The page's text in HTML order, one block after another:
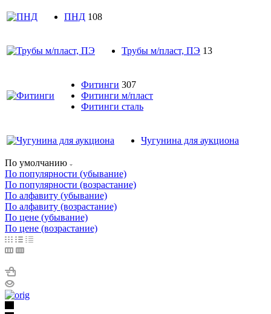
ПНД 108
Трубы м/пласт, ПЭ 13
Фитинги 307
Фитинги м/пласт
Фитинги сталь
Чугунина для аукциона
По умолчанию
По популярности (убывание)
По популярности (возрастание)
По алфавиту (убывание)
По алфавиту (возрастание)
По цене (убывание)
По цене (возрастание)